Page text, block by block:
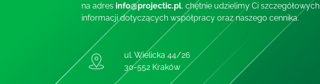
na adres info@projectic.pl, chętnie udzielimy Ci szczegółowych
informacji dotyczących współpracy oraz naszego cennika.
ul. Wielicka 44/26
30-552 Kraków